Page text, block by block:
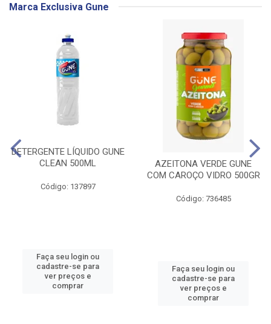
Marca Exclusiva Gune
DETERGENTE LÍQUIDO GUNE
CLEAN 500ML
Código: 137897
Faça seu login ou
cadastre-se para
ver preços e
comprar
AZEITONA VERDE GUNE
COM CAROÇO VIDRO 500GR
Código: 736485
Faça seu login ou
cadastre-se para
ver preços e
comprar